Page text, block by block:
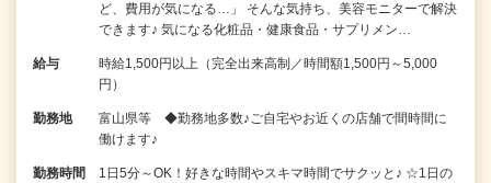
ど、費用が気になる…」 そんな気持ち、美容モニターで解決
できます♪ 気になる化粧品・健康食品・サプリメン…
給与
時給1,500円以上（完全出来高制／時間額1,500円～5,000
円）
勤務地
富山県等 ◆勤務地多数♪ご自宅やお近くの店舗で間時間に
働けます♪
勤務時間
1日5分～OK！好きな時間やスキマ時間でサクッと♪ ☆1日の